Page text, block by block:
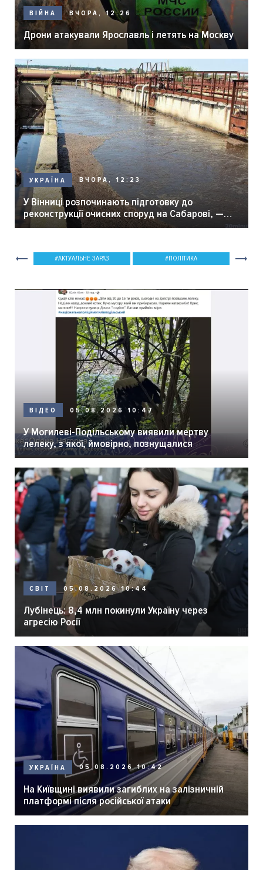
ВІЙНА ВЧОРА, 12:26
Дрони атакували Ярославль і летять на Москву
УКРАЇНА ВЧОРА, 12:23
У Вінниці розпочинають підготовку до
реконструкції очисних споруд на Сабарові, —
мер Вінниці.
АКТУАЛЬНЕ ЗАРАЗ ПОЛІТИКА
ВІДЕО 05.08.2026 10:47
У Могилеві-Подільському виявили мертву
лелеку, з якої, ймовірно, познущалися
СВІТ 05.08.2026 10:44
Лубінець: 8,4 млн покинули Україну через
агресію Росії
УКРАЇНА 05.08.2026 10:42
На Київщині виявили загиблих на залізничній
платформі після російської атаки